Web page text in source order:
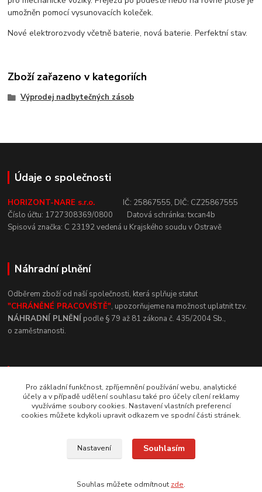
umožněn pomocí vysunovacích koleček.
Nové elektrorozvody včetně baterie, nová baterie. Perfektní stav.
Zboží zařazeno v kategoriích
Výprodej nadbytečných zásob
Údaje o společnosti
HORIZONT-NARE s.r.o. IČ: 25867555, DIČ: CZ25867555
Číslo účtu: 1727308369/0800 Datová schránka: txcan4b
Spisová značka: C 23192vedená u Krajského soudu v Ostravě
Náhradní plnění
Odběrem zboží od naší společnosti, která splňuje statut
"CHRÁNĚNÉ PRACOVIŠTĚ", upozorňujeme na možnost uplatnit tzv.
NÁHRADNÍ PLNĚNÍ podle § 79 až 81 zákona č. 435/2004 Sb.,
o zaměstnanosti.
Na Nábřeží 653/81 736 01Havířov-Město
Pro základní funkčnost, zpříjemnění používání webu, analytické
účely a v případě udělení souhlasu také pro účely cílení reklamy
využíváme soubory cookies. Nastavení vlastních preferencí
cookies můžete kdykoli upravit odkazem ve spodní části stránek.
Nastavení Souhlasím
Souhlas můžete odmítnout zde.